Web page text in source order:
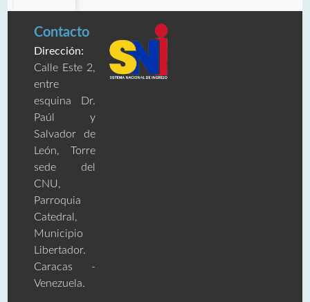
Contacto
Dirección:
Calle Este 2,
entre
esquina Dr.
Paúl y
Salvador de
León, Torre
sede del
CNU,
Parroquia
Catedral,
Municipio
Libertador.
Caracas -
Venezuela.